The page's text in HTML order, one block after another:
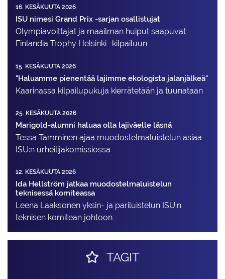
16. KESÄKUUTA 2026
ISU nimesi Grand Prix -sarjan osallistujat
Olympiavoittajat ja maailman huiput saapuvat
Finlandia Trophy Helsinki -kilpailuun
15. KESÄKUUTA 2026
"Haluamme pienentää lajimme ekologista jalanjälkeä"
Kaarinassa kilpailupukuja kierrätetään ja tuunataan
25. KESÄKUUTA 2026
Marigold-alumni haluaa olla lajiväelle läsnä
Tessa Tamminen ajaa muodostelma­luistelun asiaa
ISU:n urheilija­komissiossa
12. KESÄKUUTA 2026
Ida Hellström jatkaa muodostelmaluistelun
teknisessä komiteassa
Leena Laaksonen yksin- ja pariluistelun ISU:n
teknisen komitean johtoon
TAGIT